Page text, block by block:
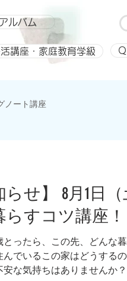
ルバム
講座・家庭教育学級
ノート講座
らせ】 8月1日
らすコツ講座！
とったら、この先、どんな
んでいるこの家はどうするの
安な気持ちはありませんか